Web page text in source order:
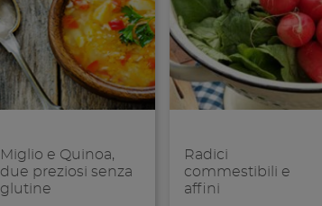
Condividi
Copia
Miglio e Quinoa,
due preziosi senza
glutine
Radici
commestibili e
affini